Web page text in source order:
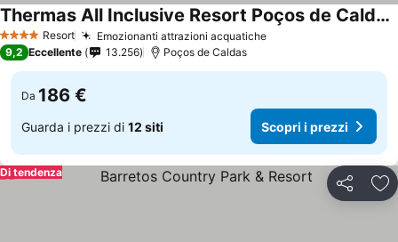
4 Stelle Resort Emozionanti attrazioni acquatiche
Thermas All Inclusive Resort Poços de Caldas By Nacional Inn
9,2 Eccellente 13.256 Poços de Caldas
Da 186 €
Guarda i prezzi di 12 siti Scopri i prezzi
Condividi
Di tendenza